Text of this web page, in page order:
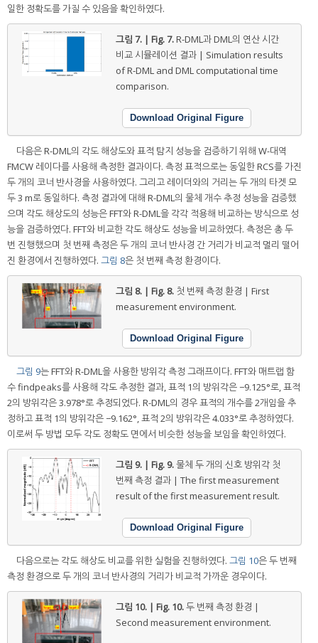
일한 정확도를 가질 수 있음을 확인하였다.
그림 7. | Fig. 7.R-DML과 DML의 연산 시간
비교 시뮬레이션 결과 | Simulation results
of R-DML and DML computational time
comparison.
Download Original Figure
다음은 R-DML의 각도 해상도와 표적 탐지 성능을 검증하기 위해 W-대역
FMCW 레이다를 사용해 측정한 결과이다. 측정 표적으로는 동일한 RCS를 가진
두 개의 코너 반사경을 사용하였다. 그리고 레이더와의 거리는 두 개의 타겟 모
두 3 m로 동일하다. 측정 결과에 대해 R-DML의 물체 개수 추정 성능을 검증했
으며 각도 해상도의 성능은 FFT와 R-DML을 각각 적용해 비교하는 방식으로 성
능을 검증하였다. FFT와 비교한 각도 해상도 성능을 비교하였다. 측정은 총 두
번 진행했으며 첫 번째 측정은 두 개의 코너 반사경 간 거리가 비교적 멀리 떨어
진 환경에서 진행하였다. 그림 8은 첫 번째 측정 환경이다.
그림 8. | Fig. 8. 첫 번째 측정 환경 | First
measurement environment.
Download Original Figure
그림 9는 FFT와 R-DML을 사용한 방위각 측정 그래프이다. FFT와 매트랩 함
수 findpeaks를 사용해 각도 추정한 결과, 표적 1의 방위각은 −9.125°로, 표적
2의 방위각은 3.978°로 추정되었다. R-DML의 경우 표적의 개수를 2개임을 추
정하고 표적 1의 방위각은 −9.162°, 표적 2의 방위각은 4.033°로 추정하였다.
이로써 두 방법 모두 각도 정확도 면에서 비슷한 성능을 보임을 확인하였다.
그림 9. | Fig. 9.물체 두 개의 신호 방위각 첫
번째 측정 결과 | The first measurement
result of the first measurement result.
Download Original Figure
다음으로는 각도 해상도 비교를 위한 실험을 진행하였다. 그림 10은 두 번째
측정 환경으로 두 개의 코너 반사경의 거리가 비교적 가까운 경우이다.
그림 10. | Fig. 10.두 번째 측정 환경 |
Second measurement environment.